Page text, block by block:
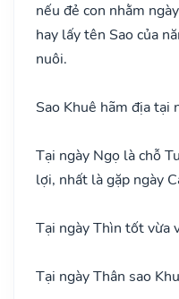
nếu đẻ con nhằm
hay lấy tên Sao của
nuôi.
Sao Khuê hãm địa tại
Tại ngày Ngọ là chỗ
lợi, nhất là gặp ngày
Tại ngày Thìn tốt vừa
Tại ngày Thân sao